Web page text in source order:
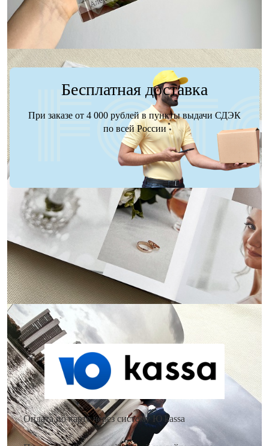
Бесплатная доставка
При заказе от 4 000 рублей в пункты выдачи СДЭК
по всей России
Как оплатить заказ?
Оплата по карте через систему Ю kassa